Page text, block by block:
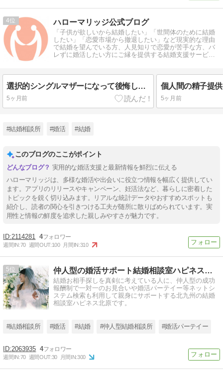
4 ハローマリッジ公式ブログ
「子供が欲しいから結婚したい」「世間体のために結婚
したい」「恋愛市場から撤退したい」など現実的な理由
で結婚を望んでいる方、人見知りで恋愛が苦手な方、バ
レずに婚活したい方にご縁を提供する結婚支援サービ
選択的シングルマザーになって後悔した？年収や一人暮らしなど生活スタイルによって異なるかも
5ヶ月前 5ヶ月前
#結婚相談所 #婚活 #結婚
このブログのここがポイント
実用的な婚活支援と最新情報を鮮烈に伝える
ハローマリッジは、多様な婚活や出会いに役立つ情報を幅広く提供してい
ます。アプリのリリースやキャンペーン、妊活法など、暮らしに密着した
トピックを鋭く切り込みます。リアルな統計データやおすすめスポットも
紹介し、読者の関心を引きつける工夫が随所に散りばめられています。実
用性と情報の鮮度を追求した親しみやすさが魅力です。
2114281 4
週間IN:70 週間OUT:100 月間IN:310
5 仲人型の婚活サポート結婚相談室ハピネス北原
結婚お相手探しを真剣に考えている人に、仲人型の成功
報酬制で一対一のお見合いや婚活パーテイー等ネットシ
ステム検索も利用して親身にサポートする北九州の結婚
相談室ハピネス北原です。
#結婚相談所 #婚活 #結婚 #仲人型結婚相談所 #婚活パーテイー
2063935 4
週間IN:70 週間OUT:30 月間IN:300